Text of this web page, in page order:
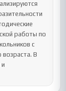
работы по
с
В